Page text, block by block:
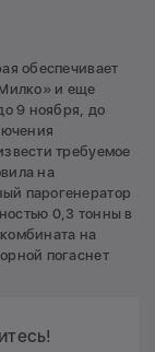
обеспечивает
и еще
9 ноября, до
требуемое
на
парогенератор
0,3 тонны в
на
погаснет